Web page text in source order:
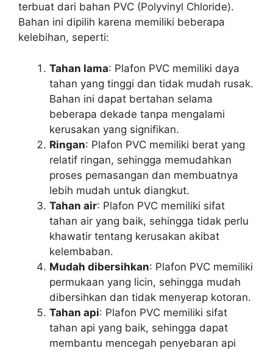
terbuat dari bahan PVC (Polyvinyl Chloride).
Bahan ini dipilih karena memiliki beberapa
kelebihan, seperti:
Tahan lama: Plafon PVC memiliki daya
tahan yang tinggi dan tidak mudah rusak.
Bahan ini dapat bertahan selama
beberapa dekade tanpa mengalami
kerusakan yang signifikan.
Ringan: Plafon PVC memiliki berat yang
relatif ringan, sehingga memudahkan
proses pemasangan dan membuatnya
lebih mudah untuk diangkut.
Tahan air: Plafon PVC memiliki sifat
tahan air yang baik, sehingga tidak perlu
khawatir tentang kerusakan akibat
kelembaban.
Mudah dibersihkan: Plafon PVC memiliki
permukaan yang licin, sehingga mudah
dibersihkan dan tidak menyerap kotoran.
Tahan api: Plafon PVC memiliki sifat
tahan api yang baik, sehingga dapat
membantu mencegah penyebaran api